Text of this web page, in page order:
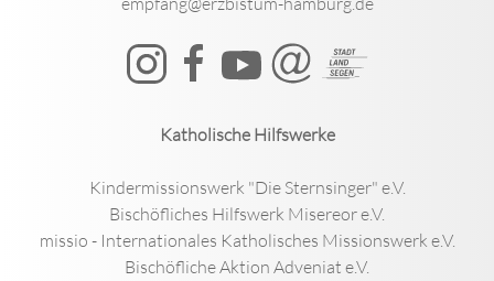
Katholische Hilfswerke
Kindermissionswerk "Die Sternsinger" e.V.
Bischöfliches Hilfswerk Misereor e.V.
missio - Internationales Katholisches Missionswerk e.V.
Bischöfliche Aktion Adveniat e.V.